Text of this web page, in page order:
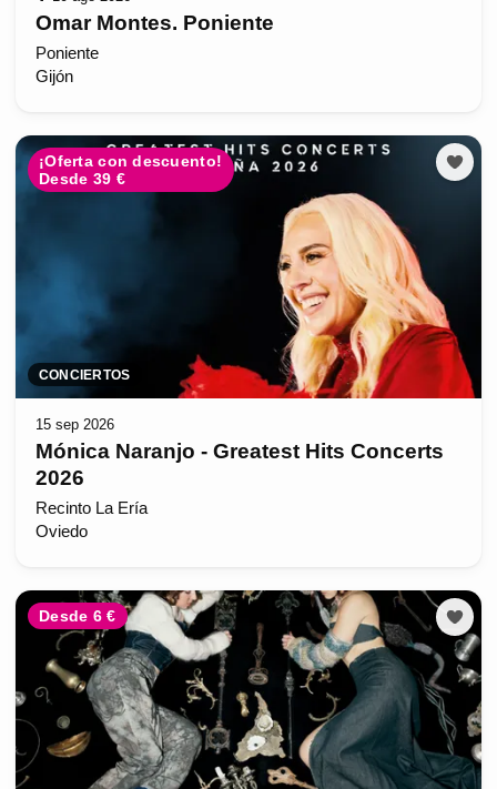
Omar Montes. Poniente
Poniente
Gijón
¡Oferta con descuento!
Desde 39 €
CONCIERTOS
15 sep 2026
Mónica Naranjo - Greatest Hits Concerts
2026
Recinto La Ería
Oviedo
Desde 6 €